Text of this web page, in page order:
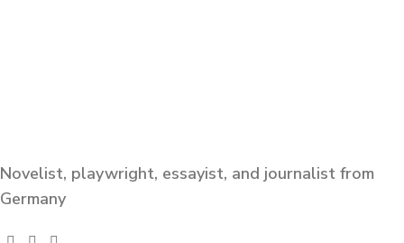
Novelist, playwright, essayist, and journalist from
Germany